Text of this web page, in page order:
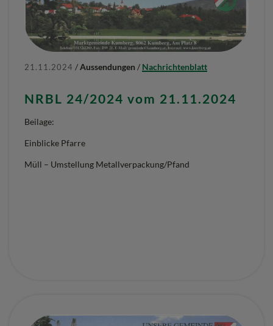
21.11.2024 /Aussendungen / Nachrichtenblatt
NRBL 24/2024 vom 21.11.2024
Beilage:
Einblicke Pfarre
Müll – Umstellung Metallverpackung/Pfand